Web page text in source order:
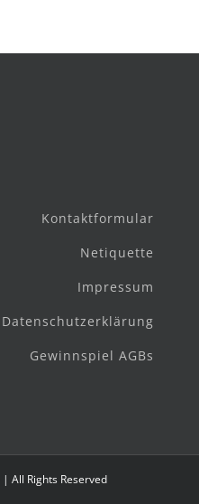
Kontaktformular
Netiquette
Impressum
Datenschutzerklärung
Gewinnspiel AGBs
All Rights Reserved